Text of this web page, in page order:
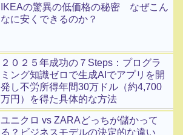
IKEAの驚異の低価格の秘密 なぜこん
なに安くできるのか？
２０２５年成功の７Steps：プログラ
ミング知識ゼロで生成AIでアプリを開
発し不労所得年間30万ドル（約4,700
万円）を得た具体的な方法
ユニクロ vs ZARAどっちが儲かって
る？ビジネスモデルの決定的な違い